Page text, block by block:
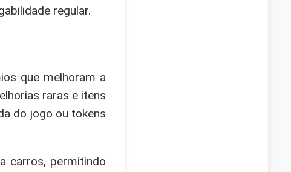
regular.
que melhoram a
raras e itens
do jogo ou tokens
carros, permitindo